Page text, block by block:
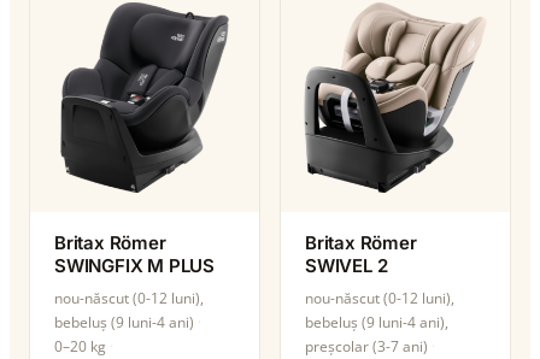
Britax Römer
SWINGFIX M PLUS
nou-născut (0-12 luni),
bebeluș (9 luni-4 ani)
0–20 kg
Britax Römer
SWIVEL 2
nou-născut (0-12 luni),
bebeluș (9 luni-4 ani),
preșcolar (3-7 ani)